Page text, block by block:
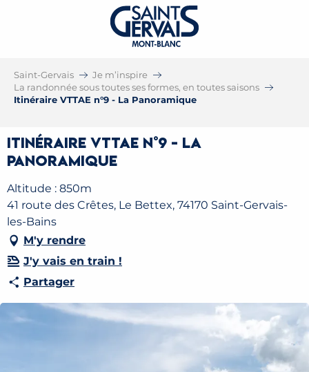
Saint-Gervais
Je m’inspire
La randonnée sous toutes ses formes, en toutes saisons
Itinéraire VTTAE n°9 - La Panoramique
Itinéraire VTTAE n°9 - La
Panoramique
Altitude : 850m
41 route des Crêtes, Le Bettex, 74170 Saint-Gervais-
les-Bains
M'y rendre
J'y vais en train !
Partager